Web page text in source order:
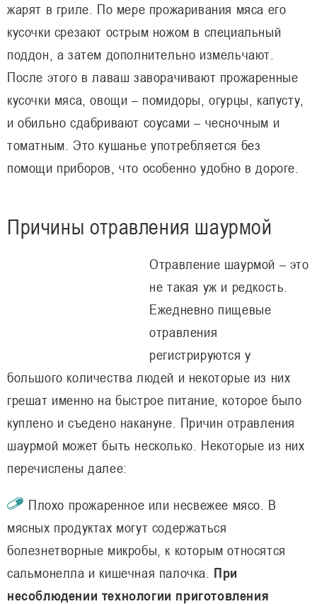
жарят в гриле. По мере прожаривания мяса его
кусочки срезают острым ножом в специальный
поддон, а затем дополнительно измельчают.
После этого в лаваш заворачивают прожаренные
кусочки мяса, овощи – помидоры, огурцы, капусту,
и обильно сдабривают соусами – чесночным и
томатным. Это кушанье употребляется без
помощи приборов, что особенно удобно в дороге.
Причины отравления шаурмой
Отравление шаурмой – это
не такая уж и редкость.
Ежедневно пищевые
отравления
регистрируются у
большого количества людей и некоторые из них
грешат именно на быстрое питание, которое было
куплено и съедено накануне. Причин отравления
шаурмой может быть несколько. Некоторые из них
перечислены далее:
Плохо прожаренное или несвежее мясо. В
мясных продуктах могут содержаться
болезнетворные микробы, к которым относятся
сальмонелла и кишечная палочка. При
несоблюдении технологии приготовления